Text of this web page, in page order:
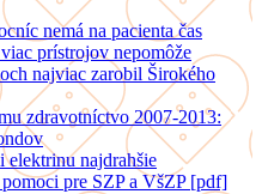
nemá na pacienta čas
prístrojov nepomôže
najviac zarobil Širokého
zdravotníctvo 2007-2013:
elektrinu najdrahšie
pre SZP a VšZP [pdf]